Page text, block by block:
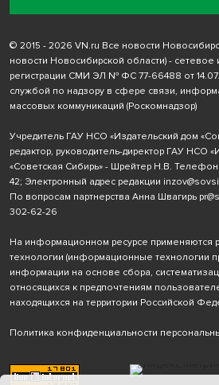
© 2015 - 2026 VN.ru Все новости
новости Новосибирской области) - сетевое
регистрации СМИ ЭЛ № ФС 77-66488 от
службой по надзору в сфере связи,
массовых коммуникаций (Роскомнадзор)
Учредитель ГАУ НСО «Издательский дом
редактор, руководитель-директор ГАУ НСО
«Советская Сибирь» - Шрейтер Н.В. Телефон
42; Электронный адрес редакции
По вопросам партнерства Анна Швагирь
302-62-26
На информационном ресурсе применяются
технологии (информационные технологии
информации на основе сбора,
относящихся к предпочтениям
находящихся на территории Российской
Политика конфиденциальности